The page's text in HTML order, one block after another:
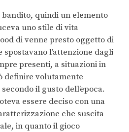
quindi un elemento
uno stile di vita
di venne presto oggetto di
l’attenzione dagli
presenti, a situazioni in
definire volutamente
il gusto dell’epoca.
essere deciso con una
che suscita
in quanto il gioco